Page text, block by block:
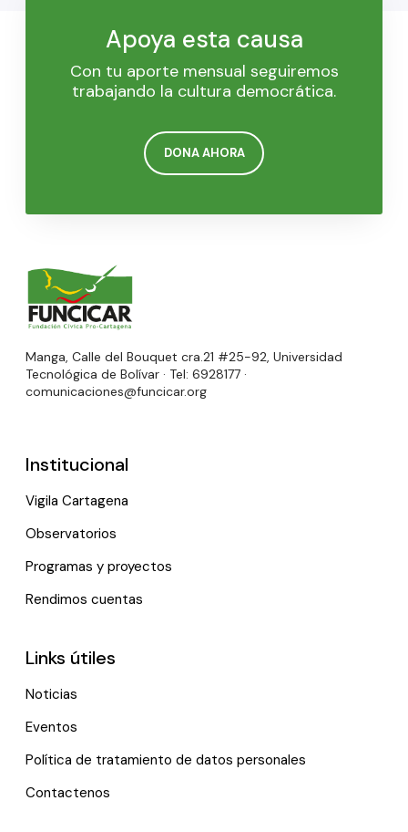
Apoya esta causa
Con tu aporte mensual seguiremos
trabajando la cultura democrática.
DONA AHORA
Manga, Calle del Bouquet cra.21 #25-92, Universidad
Tecnológica de Bolívar · Tel: 6928177 ·
comunicaciones@funcicar.org
Institucional
Vigila Cartagena
Observatorios
Programas y proyectos
Rendimos cuentas
Links útiles
Noticias
Eventos
Política de tratamiento de datos personales
Contactenos